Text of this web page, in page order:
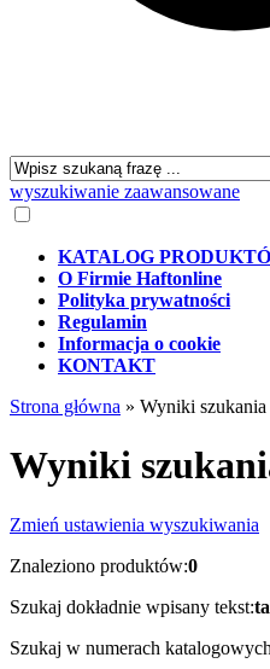
wyszukiwanie zaawansowane
KATALOG
O Firmie Haftonline
Polityka prywatności
Regulamin
Informacja o cookie
KONTAKT
Strona główna » Wyniki szukania
Wyniki
Zmień ustawienia wyszukiwania
Znaleziono produktów:0
Szukaj dokładnie wpisany tekst:
Szukaj w numerach